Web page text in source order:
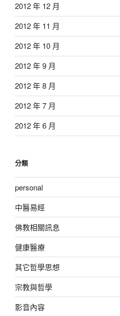
2012 年 12 月
2012 年 11 月
2012 年 10 月
2012 年 9 月
2012 年 8 月
2012 年 7 月
2012 年 6 月
分類
personal
中醫易經
佛教相關訊息
健康醫療
其它哲學思想
宗教與哲學
影音內容